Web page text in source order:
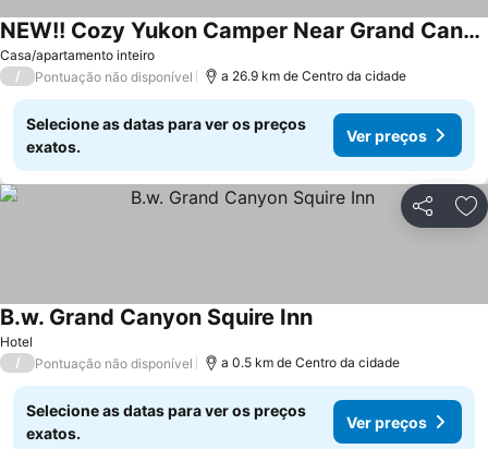
Casa/apartamento inteiro
NEW!! Cozy Yukon Camper Near Grand Canyon
Ver preços
/ Pontuação não disponível a 26.9 km de Centro da cidade
Selecione as datas para ver os preços
exatos.
Ver preços
Partilhar
Hotel
B.w. Grand Canyon Squire InnVer preços
/ Pontuação não disponível a 0.5 km de Centro da cidade
Selecione as datas para ver os preços
exatos.
Ver preços